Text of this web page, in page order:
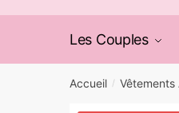
Les Couples
Accueil / Vêtements